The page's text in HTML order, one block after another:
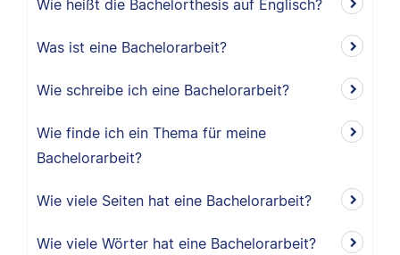
Wie heißt die Bachelorthesis auf Englisch?
Was ist eine Bachelorarbeit?
Wie schreibe ich eine Bachelorarbeit?
Wie finde ich ein Thema für meine
Bachelorarbeit?
Wie viele Seiten hat eine Bachelorarbeit?
Wie viele Wörter hat eine Bachelorarbeit?